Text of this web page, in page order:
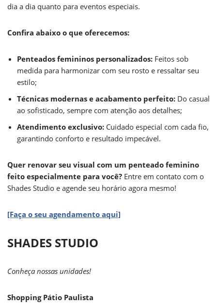
dia a dia quanto para eventos especiais.
Confira abaixo o que oferecemos:
Penteados femininos personalizados: Feitos sob
medida para harmonizar com seu rosto e ressaltar seu
estilo;
Técnicas modernas e acabamento perfeito: Do casual
ao sofisticado, sempre com atenção aos detalhes;
Atendimento exclusivo: Cuidado especial com cada fio,
garantindo conforto e resultado impecável.
Quer renovar seu visual com um penteado feminino
feito especialmente para você? Entre em contato com o
Shades Studio e agende seu horário agora mesmo!
[Faça o seu agendamento aqui]
SHADES STUDIO
Conheça nossas unidades!
Shopping Pátio Paulista